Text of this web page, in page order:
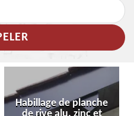
Habillage de planche